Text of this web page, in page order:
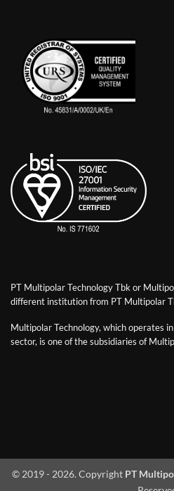
PT Multipolar Technology Tbk or
different institution from PT Multipolar
Multipolar Technology, which operates
sector, is one of the subsidiaries of
© 2019 - 2026. Copyright PT